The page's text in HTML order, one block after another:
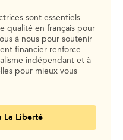
sont essentiels
qualité en français pour
à nous pour soutenir
financier renforce
indépendant et à
pour mieux vous
La Liberté